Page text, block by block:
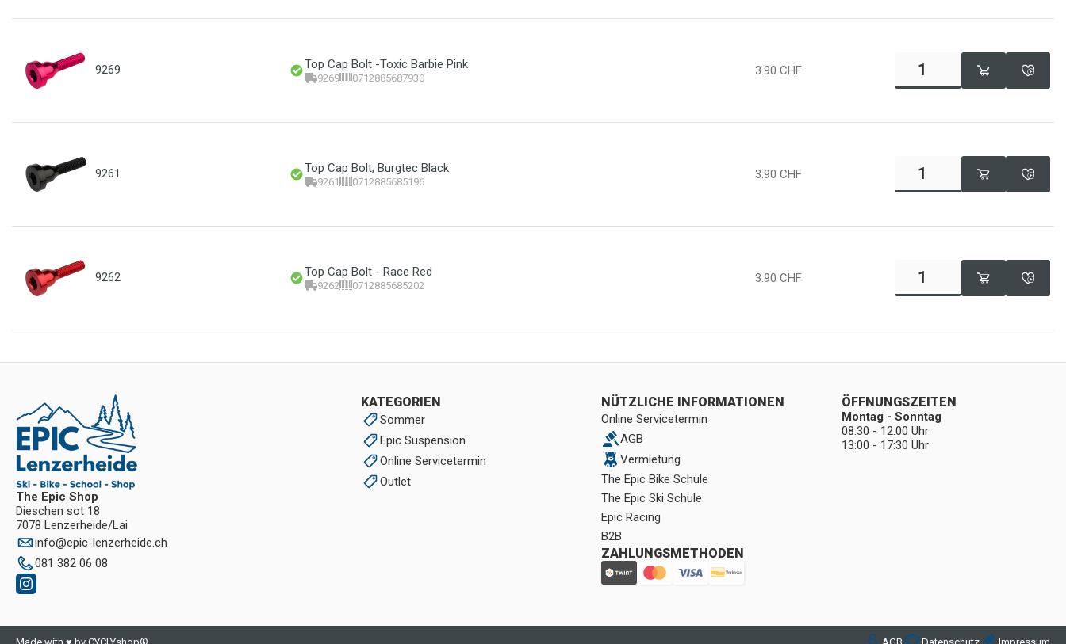
9269 Top Cap Bolt -Toxic Barbie Pink
9269 0712885687930 3.90 CHF
9261 Top Cap Bolt, Burgtec Black
9261 0712885685196 3.90 CHF
9262 Top Cap Bolt - Race Red
9262 0712885685202 3.90 CHF
The Epic Shop
Dieschen sot 18
7078 Lenzerheide/Lai
info@epic-lenzerheide.ch
081 382 06 08
KATEGORIEN
Sommer
Epic Suspension
Online Servicetermin
Outlet
NÜTZLICHE INFORMATIONEN
Online Servicetermin
AGB
Vermietung
The Epic Bike Schule
The Epic Ski Schule
Epic Racing
B2B
ZAHLUNGSMETHODEN
ÖFFNUNGSZEITEN
Montag - Sonntag
08:30 - 12:00 Uhr
13:00 - 17:30 Uhr
Made with ♥ by CYCLYshop® AGB Datenschutz Impressum